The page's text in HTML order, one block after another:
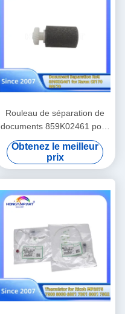
Rouleau de séparation de
documents 859K02461 pour
Xerox C8170 B8170
Imprimante couleur pièces
détachées de rouleaux
d'alimentation Hongtaipart
Obtenez le meilleur
prix